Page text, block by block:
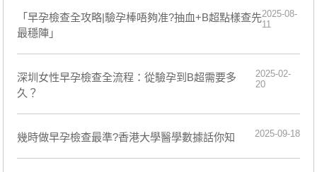
「早孕檢查全攻略|驗孕棒唔夠准?抽血+B超點樣查先
最穩陣」
2025-08-
11
深圳女性早孕檢查全流程：從驗孕到B超需要多
久？
2025-02-
20
幾時做早孕檢查最準?香港大學醫學數據話你知 2025-09-18